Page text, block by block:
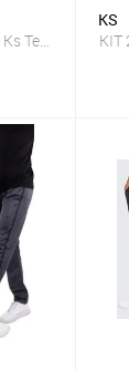
Ks Tecido
KS
KIT